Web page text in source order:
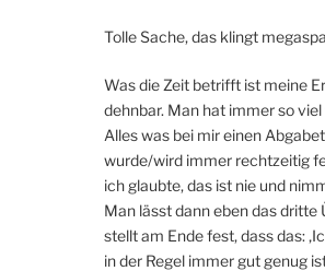
Tolle Sache, das klingt
Was die Zeit betrifft ist meine
dehnbar. Man hat immer so
Alles was bei mir einen
wurde/wird immer rechtzeitig
ich glaubte, das ist nie und
Man lässt dann eben das dritte
stellt am Ende fest, dass das:
in der Regel immer gut genug